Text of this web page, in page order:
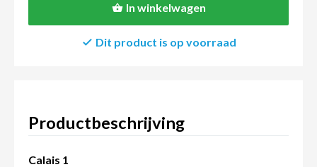
Productbeschrijving
Calais 1
In winkelwagen
Dit product is op voorraad